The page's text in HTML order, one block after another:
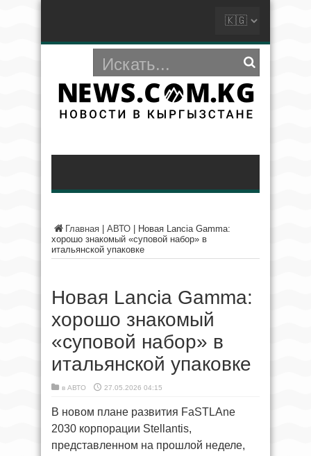
Главная АВТО
Новая Lancia Gamma:
хорошо знакомый «суповой набор» в
итальянской упаковке
Новая Lancia Gamma:
хорошо знакомый
«суповой набор» в
итальянской упаковке
в АВТО 27.05.2026 04:15
В новом плане развития FaSTLAne
2030 корпорации Stellantis,
представленном на прошлой неделе,